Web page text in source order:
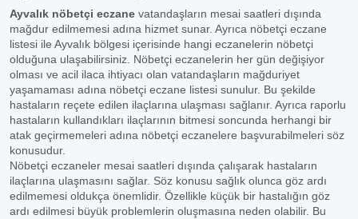
Ayvalık nöbetçi eczane vatandaşların mesai saatleri dışında
mağdur edilmemesi adına hizmet sunar. Ayrıca nöbetçi eczane
listesi ile Ayvalık bölgesi içerisinde hangi eczanelerin nöbetçi
olduğuna ulaşabilirsiniz. Nöbetçi eczanelerin her gün değişiyor
olması ve acil ilaca ihtiyacı olan vatandaşların mağduriyet
yaşamaması adına nöbetçi eczane listesi sunulur. Bu şekilde
hastaların reçete edilen ilaçlarına ulaşması sağlanır. Ayrıca raporlu
hastaların kullandıkları ilaçlarının bitmesi soncunda herhangi bir
atak geçirmemeleri adına nöbetçi eczanelere başvurabilmeleri söz
konusudur.
Nöbetçi eczaneler mesai saatleri dışında çalışarak hastaların
ilaçlarına ulaşmasını sağlar. Söz konusu sağlık olunca göz ardı
edilmemesi oldukça önemlidir. Özellikle küçük bir hastalığın göz
ardı edilmesi büyük problemlerin oluşmasına neden olabilir. Bu